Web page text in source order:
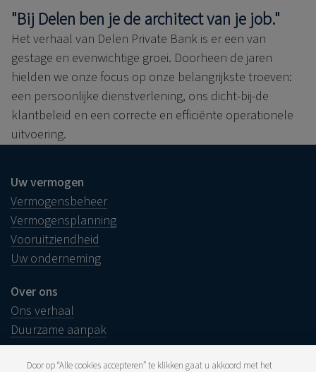
"Bij Delen ben je de architect van je job."
Het verhaal van Delen Private Bank is er een van
gestage en evenwichtige groei. Doorheen de jaren
hielden we onze focus op onze belangrijkste troeven:
een persoonlijke dienstverlening, ons dicht-bij-de
klantbeleid en een correcte en efficiënte operationele
uitvoering.
Uw vermogen
Vermogensbeheer
Vermogensplanning
Vooruitziendheid
Uw onderneming
Over ons
Ons verhaal
Duurzame aanpak
Door op “Alle cookies accepteren” te klikken gaat u akkoord met het